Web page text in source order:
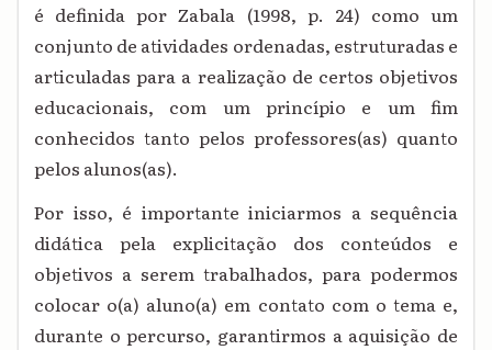
é definida por Zabala (1998, p. 24) como um
conjunto de atividades ordenadas, estruturadas e
articuladas para a realização de certos objetivos
educacionais, com um princípio e um fim
conhecidos tanto pelos professores(as) quanto
pelos alunos(as).
Por isso, é importante iniciarmos a sequência
didática pela explicitação dos conteúdos e
objetivos a serem trabalhados, para podermos
colocar o(a) aluno(a) em contato com o tema e,
durante o percurso, garantirmos a aquisição de